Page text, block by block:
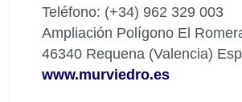
Teléfono: (+34) 962 329 003
Ampliación Polígono El
46340 Requena (Valencia)
www.murviedro.es